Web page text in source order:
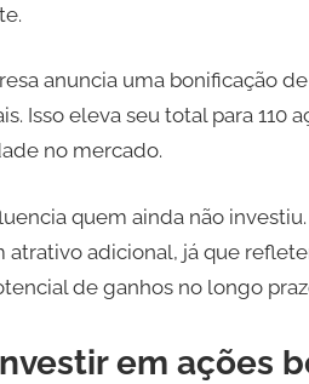
anuncia uma bonificação
Isso eleva seu total para 110
no mercado.
quem ainda não
adicional, já que
de ganhos no longo
em ações